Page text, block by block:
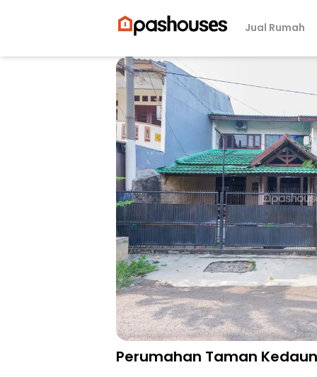
Jual Rumah
Perumahan Taman